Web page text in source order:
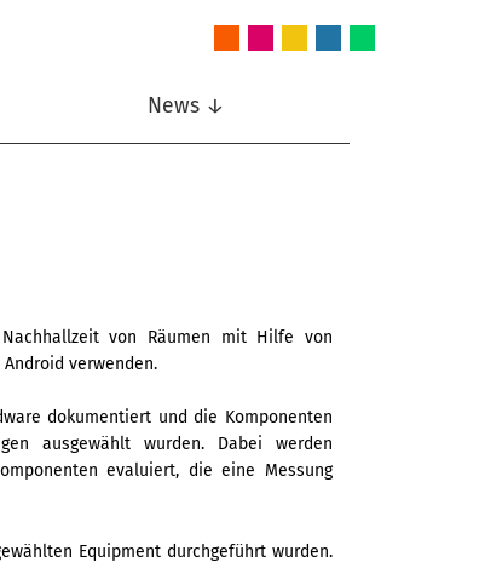
News ↓
von Räumen mit Hilfe von
verwenden.
dokumentiert und die Komponenten
ausgewählt wurden. Dabei werden
evaluiert, die eine Messung
Equipment durchgeführt wurden.